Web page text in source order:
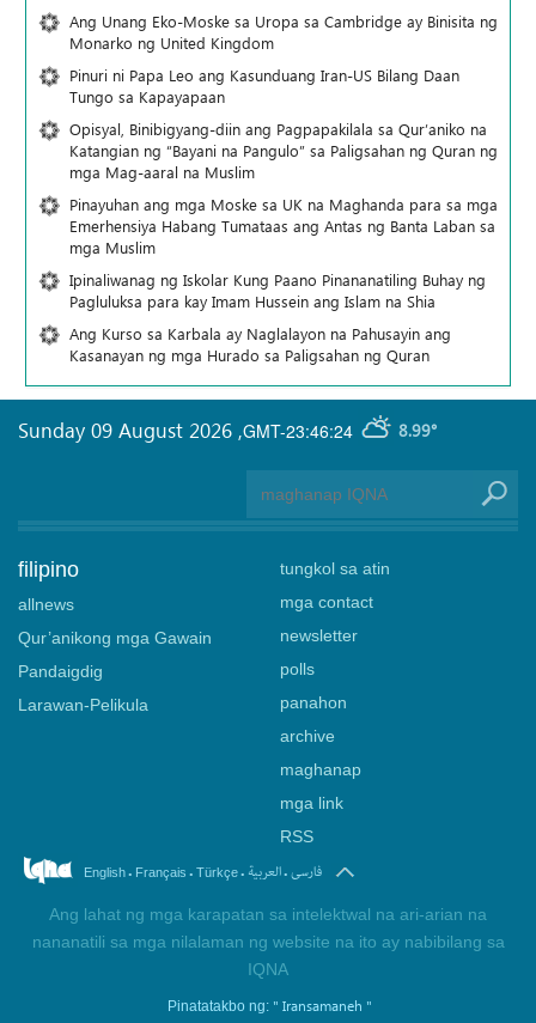
Ang Unang Eko-Moske sa Uropa sa Cambridge ay Binisita ng
Monarko ng United Kingdom
Pinuri ni Papa Leo ang Kasunduang Iran-US Bilang Daan
Tungo sa Kapayapaan
Opisyal, Binibigyang-diin ang Pagpapakilala sa Qur’aniko na
Katangian ng “Bayani na Pangulo” sa Paligsahan ng Quran ng
mga Mag-aaral na Muslim
Pinayuhan ang mga Moske sa UK na Maghanda para sa mga
Emerhensiya Habang Tumataas ang Antas ng Banta Laban sa
mga Muslim
Ipinaliwanag ng Iskolar Kung Paano Pinananatiling Buhay ng
Pagluluksa para kay Imam Hussein ang Islam na Shia
Ang Kurso sa Karbala ay Naglalayon na Pahusayin ang
Kasanayan ng mga Hurado sa Paligsahan ng Quran
GMT-23:46:24 8.99°
Sunday 09 August 2026 ,
filipino
allnews
Qur’anikong mga Gawain
Pandaigdig
Larawan-Pelikula
tungkol sa atin
mga contact
newsletter
polls
panahon
archive
maghanap
mga link
RSS
English. Français . Türkçe. العربیة.فارسی
Ang lahat ng mga karapatan sa intelektwal na ari-arian na
nananatili sa mga nilalaman ng website na ito ay nabibilang sa
IQNA
Pinatatakbo ng: " Iransamaneh "